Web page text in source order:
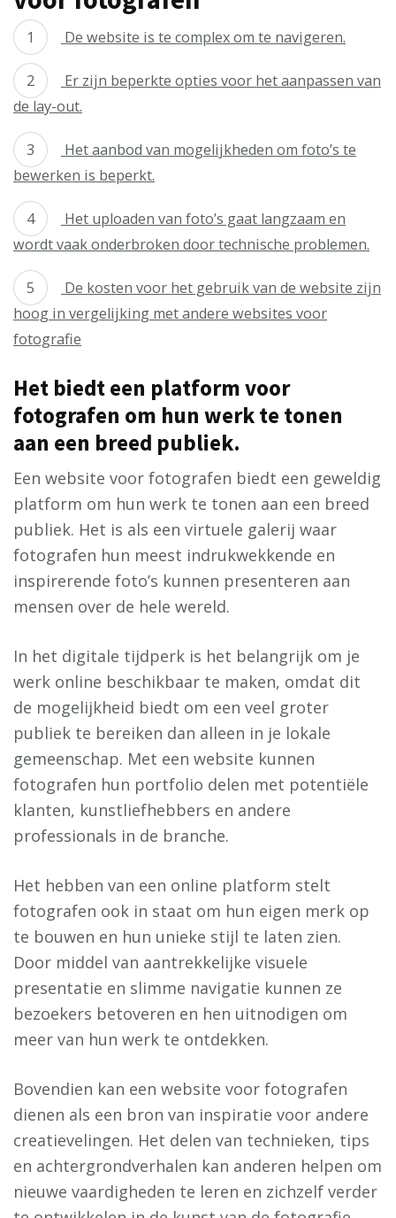
De website is te complex om te navigeren.
Er zijn beperkte opties voor het aanpassen van
de lay-out.
Het aanbod van mogelijkheden om foto’s te
bewerken is beperkt.
Het uploaden van foto’s gaat langzaam en
wordt vaak onderbroken door technische problemen.
De kosten voor het gebruik van de website zijn
hoog in vergelijking met andere websites voor
fotografie
Het biedt een platform voor
fotografen om hun werk te tonen
aan een breed publiek.
Een website voor fotografen biedt een geweldig
platform om hun werk te tonen aan een breed
publiek. Het is als een virtuele galerij waar
fotografen hun meest indrukwekkende en
inspirerende foto’s kunnen presenteren aan
mensen over de hele wereld.
In het digitale tijdperk is het belangrijk om je
werk online beschikbaar te maken, omdat dit
de mogelijkheid biedt om een veel groter
publiek te bereiken dan alleen in je lokale
gemeenschap. Met een website kunnen
fotografen hun portfolio delen met potentiële
klanten, kunstliefhebbers en andere
professionals in de branche.
Het hebben van een online platform stelt
fotografen ook in staat om hun eigen merk op
te bouwen en hun unieke stijl te laten zien.
Door middel van aantrekkelijke visuele
presentatie en slimme navigatie kunnen ze
bezoekers betoveren en hen uitnodigen om
meer van hun werk te ontdekken.
Bovendien kan een website voor fotografen
dienen als een bron van inspiratie voor andere
creatievelingen. Het delen van technieken, tips
en achtergrondverhalen kan anderen helpen om
nieuwe vaardigheden te leren en zichzelf verder